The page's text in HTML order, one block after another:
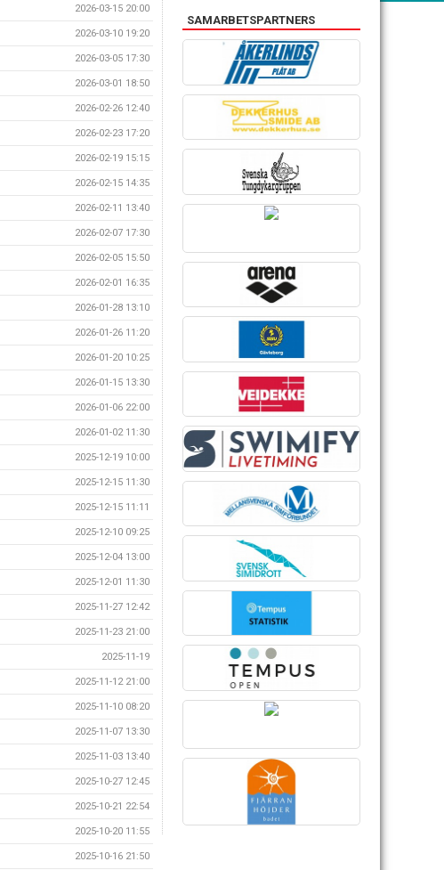
2026-03-15 20:00
2026-03-10 19:20
2026-03-05 17:30
2026-03-01 18:50
2026-02-26 12:40
2026-02-23 17:20
2026-02-19 15:15
2026-02-15 14:35
2026-02-11 13:40
2026-02-07 17:30
2026-02-05 15:50
2026-02-01 16:35
2026-01-28 13:10
2026-01-26 11:20
2026-01-20 10:25
2026-01-15 13:30
2026-01-06 22:00
2026-01-02 11:30
2025-12-19 10:00
2025-12-15 11:30
2025-12-15 11:11
2025-12-10 09:25
2025-12-04 13:00
2025-12-01 11:30
2025-11-27 12:42
2025-11-23 21:00
2025-11-19
2025-11-12 21:00
2025-11-10 08:20
2025-11-07 13:30
2025-11-03 13:40
2025-10-27 12:45
2025-10-21 22:54
2025-10-20 11:55
2025-10-16 21:50
SAMARBETSPARTNERS